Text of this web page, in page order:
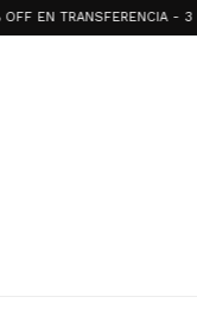
EN TRANSFERENCIA -